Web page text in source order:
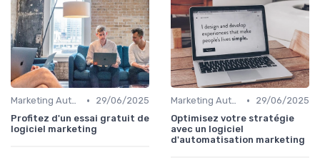
Marketing Automation & CRM •
29/06/2025
Profitez d'un essai gratuit de
logiciel marketing
Marketing Automation & CRM •
29/06/2025
Optimisez votre stratégie
avec un logiciel
d'automatisation marketing